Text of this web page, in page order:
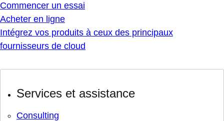
Commencer un essai
Acheter en ligne
Intégrez vos produits à ceux des principaux
fournisseurs de cloud
Services et assistance
Consulting